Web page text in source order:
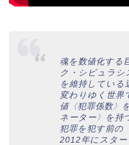
魂を数値化する
ク・シビュラシ
を維持している
変わりゆく世界
値〈犯罪係数〉
ネーター〉を持
犯罪を犯す前の
2012年にスタ